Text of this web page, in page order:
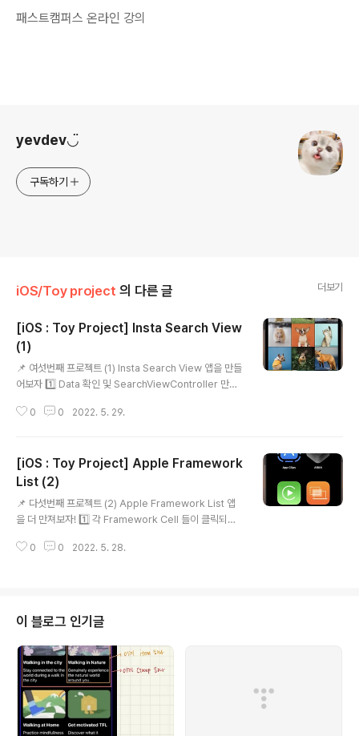
패스트캠퍼스 온라인 강의
yevdev◡̈
구독하기
iOS/Toy project 의 다른 글 더보기
[iOS : Toy Project] Insta Search View
(1)
📌 여섯번째 프로젝트 (1) Insta Search View 앱을 만들
어보자 1️⃣ Data 확인 및 SearchViewController 만들
이터들을 사용 - "SearchViewController" 이름의 UIVi
wCell 만들기 : 이름은 ResultCell로! - CollectionVie
w의 Custom Class로 설정해주고 Collection Reusa
ble View도 ResultCell로 설정해주기 // ResultCell.s
wift import UIKit class ResultCell: UI..
0 0 2022. 5. 29.
[iOS : Toy Project] Apple Framework
List (2)
📌 다섯번째 프로젝트 (2) Apple Framework List 앱
을 더 만져보자! 1️⃣ 각 Framework Cell 들이 클릭되었
ctItemAt 메소드 : Item을 선택했을 때 호출되는 metho
ollectionView(_ collectionView: UICollectionVie
w, didSelectItemAt indexPath: IndexPath) { let fr
amework = list[index..
0 0 2022. 5. 28.
이 블로그 인기글